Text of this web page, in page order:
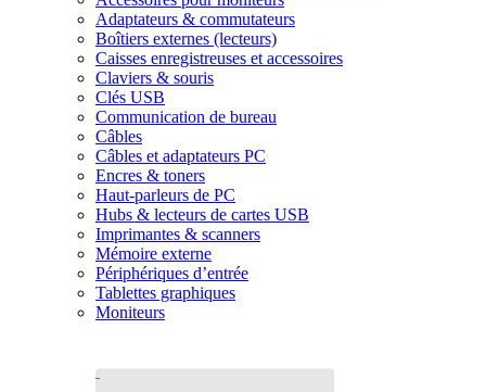
Adaptateurs & commutateurs
Boîtiers externes (lecteurs)
Caisses enregistreuses et accessoires
Claviers & souris
Clés USB
Communication de bureau
Câbles
Câbles et adaptateurs PC
Encres & toners
Haut-parleurs de PC
Hubs & lecteurs de cartes USB
Imprimantes & scanners
Mémoire externe
Périphériques d’entrée
Tablettes graphiques
Moniteurs